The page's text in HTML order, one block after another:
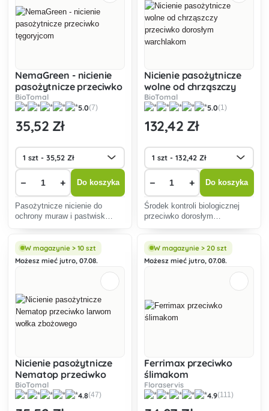
NemaGreen - nicienie
pasożytnicze przeciwko
tęgoryjcom
BioTomal
5.0(7)
35,52 Zł
− + Do koszyka
Pasożytnicze nicienie do
ochrony muraw i pastwisk
Nicienie pasożytnicze
wolne od chrząszczy
przeciwko dorosłym
warchlakom
BioTomal
5.0(1)
132,42 Zł
− + Do koszyka
Środek kontroli biologicznej
przeciwko dorosłym
W magazynie > 10 szt
Możesz mieć jutro, 07.08.
Nicienie pasożytnicze
Nematop przeciwko
larwom wołka
zbożowego
BioTomal
4.8(47)
W magazynie > 20 szt
Możesz mieć jutro, 07.08.
Ferrimax przeciwko
ślimakom
Floraservis
4.9(111)